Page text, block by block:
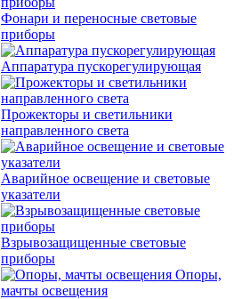
Фонари и переносные световые
приборы
Аппаратура пускорегулирующая
Прожекторы и светильники
направленного света
Аварийное освещение и световые
указатели
Взрывозащищенные световые
приборы
Опоры,
мачты освещения